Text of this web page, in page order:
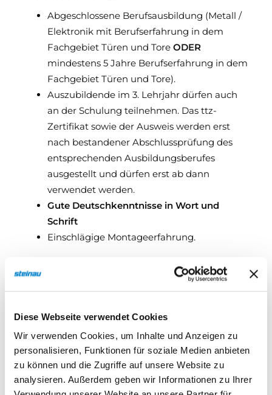
Diese Webseite verwendet Cookies
Wir verwenden Cookies, um Inhalte und Anzeigen zu
personalisieren, Funktionen für soziale Medien anbieten
zu können und die Zugriffe auf unsere Website zu
analysieren. Außerdem geben wir Informationen zu Ihrer
Abgeschlossene Berufsausbildung (Metall /
Elektronik mit Berufserfahrung in dem
Fachgebiet Türen und Tore ODER
mindestens 5 Jahre Berufserfahrung in dem
Fachgebiet Türen und Tore).
Auszubildende im 3. Lehrjahr dürfen auch
an der Schulung teilnehmen. Das ttz-
Zertifikat sowie der Ausweis werden erst
nach bestandener Abschlussprüfung des
entsprechenden Ausbildungsberufes
ausgestellt und dürfen erst ab dann
verwendet werden.
Gute Deutschkenntnisse in Wort und
Schrift
Einschlägige Montageerfahrung.
Seminarpaket
Mittagessen sowie ein Zertifikat vom
Seminarbegleitung